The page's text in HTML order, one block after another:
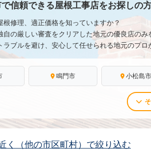
信頼できる屋根工事店をお探しの
根修理、適正価格を知っていますか？
自の厳しい審査をクリアした地元の優良店のみ
ラブルを避け、安心して任せられる地元のプロ
鳴門市 小松島市
く（他の市区町村）で絞り込む